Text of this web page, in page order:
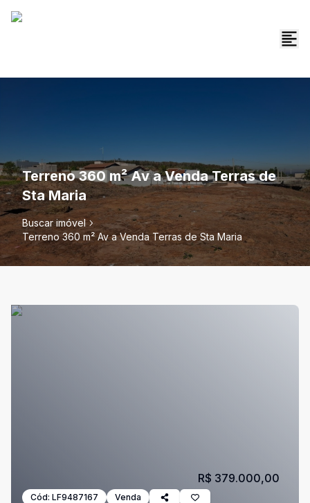
Terreno 360 m² Av a Venda Terras de
Sta Maria
Buscar imóvel
Terreno 360 m² Av a Venda Terras de Sta Maria
Cód: LF9487167 Venda
R$ 379.000,00